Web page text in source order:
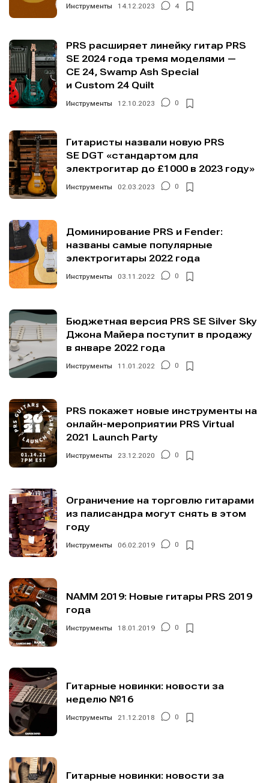
Инструменты 14.12.2023 4
PRS расширяет линейку гитар PRS
SE 2024 года тремя моделями —
CE 24, Swamp Ash Special
и Custom 24 Quilt
Инструменты 12.10.2023 0
Гитаристы назвали новую PRS
SE DGT «стандартом для
электрогитар до £1000 в 2023 году»
Инструменты 02.03.2023 0
Доминирование PRS и Fender:
названы самые популярные
электрогитары 2022 года
Инструменты 03.11.2022 0
Бюджетная версия PRS SE Silver Sky
Джона Майера поступит в продажу
в январе 2022 года
Инструменты 11.01.2022 0
PRS покажет новые инструменты на
онлайн-мероприятии PRS Virtual
2021 Launch Party
Инструменты 23.12.2020 0
Ограничение на торговлю гитарами
из палисандра могут снять в этом
году
Инструменты 06.02.2019 0
NAMM 2019: Новые гитары PRS 2019
года
Инструменты 18.01.2019 0
Гитарные новинки: новости за
неделю №16
Инструменты 21.12.2018 0
Гитарные новинки: новости за